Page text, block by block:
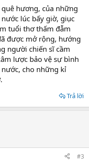
hương, của những
lúc bấy giờ, giục
tuổi thơ thấm đẫm
được mở rộng, hướng
người chiến sĩ cầm
lược bảo vệ sự bình
cho những kỉ
Trả lời
#3